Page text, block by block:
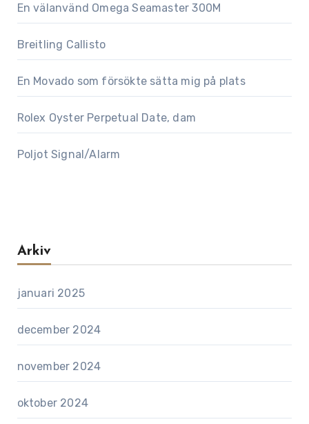
En välanvänd Omega Seamaster 300M
Breitling Callisto
En Movado som försökte sätta mig på plats
Rolex Oyster Perpetual Date, dam
Poljot Signal/Alarm
Arkiv
januari 2025
december 2024
november 2024
oktober 2024